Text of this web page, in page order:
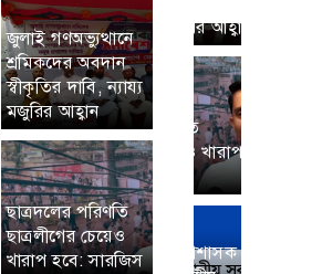
জুলাই গণঅভ্যুত্থানে
শ্রমিকদের অবদান
স্বীকৃতির দাবি, ন্যায্য
মজুরির আহ্বান
ছাত্রদলের পরিণতি
ছাত্রলীগের চেয়েও
খারাপ হবে: সারজিস